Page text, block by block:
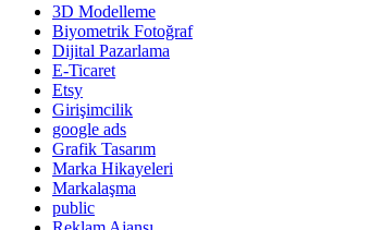
3D Modelleme
Biyometrik Fotoğraf
Dijital Pazarlama
E-Ticaret
Etsy
Girişimcilik
google ads
Grafik Tasarım
Marka Hikayeleri
Markalaşma
public